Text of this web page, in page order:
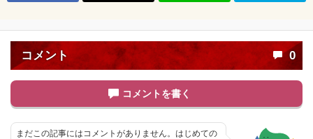
コメント 0
コメントを書く
まだこの記事にはコメントがありません。はじめての